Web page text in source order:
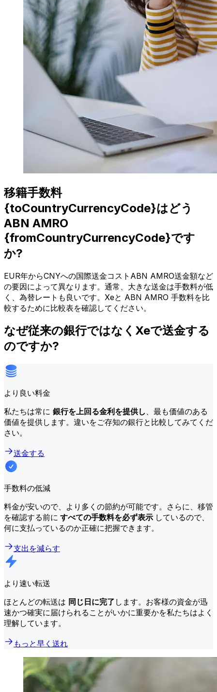
移籍手数料
{toCountryCurrencyCode}はどう
ABN AMRO
{fromCountryCurrencyCode}です
か?
EUR年からCNYへの国際送金コストABN AMRO送金額など
の要因によって異なります。通常、大きな送金は手数料が低
く、為替レートも良いです。Xeと ABN AMRO 手数料を比
較するために比較表を確認してください。
なぜ従来の銀行ではなくXeで送金する
のですか?
より良い料金
私たちは常に 銀行を上回る金利を提供し 、最も価値のある
価値を提供します。違いをご存知の銀行と比較してみてくだ
さい。
送金する
手数料の低減
料金が安いので、より多くの節約が可能です。さらに、移管
を確認する前に すべての手数料を必ず表示 しているので、
何に支払っているのか正確に把握できます。
支出を減らす
より速い転送
ほとんどの転送は 同じ日に完了 します。お客様の資金が迅
速かつ確実に届けられることがいかに重要かを私たちはよく
理解しています。
もっと早く送れ